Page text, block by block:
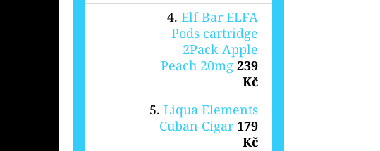
Elf Bar ELFA
Pods cartridge
2Pack Apple
Peach 20mg 239
Kč
Liqua Elements
Cuban Cigar 179
Kč